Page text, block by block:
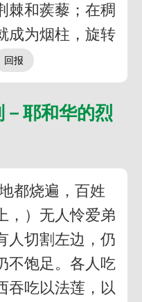
棘和蒺藜；在稠
成为烟柱，旋转
耶和华的烈
都烧遍，百姓
，）无人怜爱弟
人切割左边，仍
不饱足。各人吃
吞吃以法莲，以